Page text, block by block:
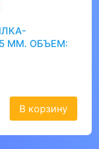
ММ. ОБЪЕМ:
В корзину